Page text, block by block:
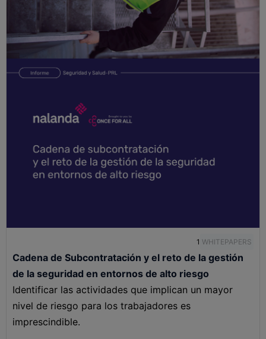
1 WHITEPAPERS
Cadena de Subcontratación y el reto de la gestión
de la seguridad en entornos de alto riesgo
Identificar las actividades que implican un mayor
nivel de riesgo para los trabajadores es
imprescindible.